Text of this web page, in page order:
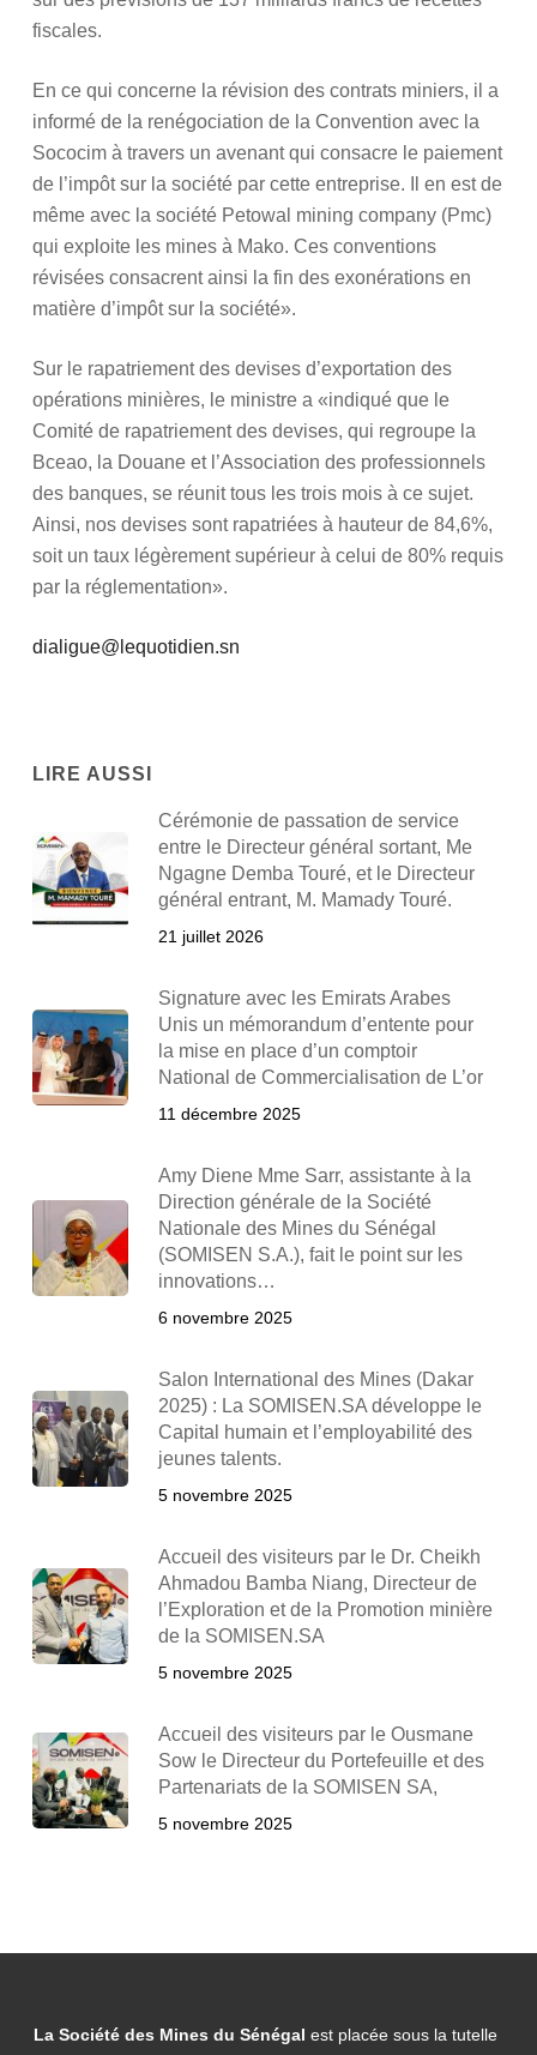
fiscales.
En ce qui concerne la révision des contrats miniers, il a
informé de la renégociation de la Convention avec la
Sococim à travers un avenant qui consacre le paiement
de l’impôt sur la société par cette entreprise. Il en est de
même avec la société Petowal mining company (Pmc)
qui exploite les mines à Mako. Ces conventions
révisées consacrent ainsi la fin des exonérations en
matière d’impôt sur la société».
Sur le rapatriement des devises d’exportation des
opérations minières, le ministre a «indiqué que le
Comité de rapatriement des devises, qui regroupe la
Bceao, la Douane et l’Association des professionnels
des banques, se réunit tous les trois mois à ce sujet.
Ainsi, nos devises sont rapatriées à hauteur de 84,6%,
soit un taux légèrement supérieur à celui de 80% requis
par la réglementation».
dialigue@lequotidien.sn
LIRE AUSSI
Cérémonie de passation de service
entre le Directeur général sortant, Me
Ngagne Demba Touré, et le Directeur
général entrant, M. Mamady Touré.
21 juillet 2026
Signature avec les Emirats Arabes
Unis un mémorandum d’entente pour
la mise en place d’un comptoir
National de Commercialisation de L’or
11 décembre 2025
Amy Diene Mme Sarr, assistante à la
Direction générale de la Société
Nationale des Mines du Sénégal
(SOMISEN S.A.), fait le point sur les
innovations…
6 novembre 2025
Salon International des Mines (Dakar
2025) : La SOMISEN.SA développe le
Capital humain et l’employabilité des
jeunes talents.
5 novembre 2025
Accueil des visiteurs par le Dr. Cheikh
Ahmadou Bamba Niang, Directeur de
l’Exploration et de la Promotion minière
de la SOMISEN.SA
5 novembre 2025
Accueil des visiteurs par le Ousmane
Sow le Directeur du Portefeuille et des
Partenariats de la SOMISEN SA,
5 novembre 2025
La Société des Mines du Sénégal est placée sous la tutelle